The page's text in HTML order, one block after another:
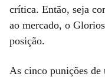
crítica. Então, seja
ao mercado, o
posição.
As cinco punições de